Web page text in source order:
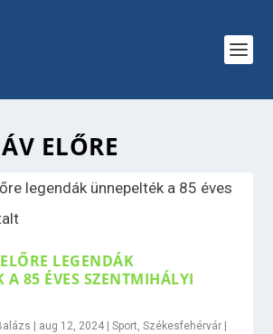
ELŐRE
LEGENDÁK
A 85 ÉVES SZENTMIHÁLYI
aug 12, 2024 |Sport,Székesfehérvár